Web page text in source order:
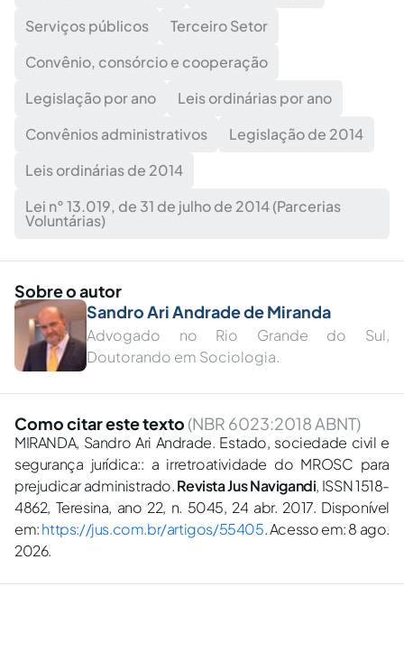
Serviços públicos
Terceiro Setor
Convênio, consórcio e cooperação
Legislação por ano
Leis ordinárias por ano
Convênios administrativos
Legislação de 2014
Leis ordinárias de 2014
Lei n° 13.019, de 31 de julho de 2014 (Parcerias
Voluntárias)
Sobre o autor
Sandro Ari Andrade de Miranda
Advogado no Rio Grande do Sul,
Doutorando em Sociologia.
Como citar este texto (NBR 6023:2018 ABNT)
MIRANDA, Sandro Ari Andrade. Estado, sociedade civil e
segurança jurídica:: a irretroatividade do MROSC para
prejudicar administrado.Revista Jus Navigandi, ISSN 1518-
4862, Teresina, ano 22, n. 5045, 24 abr. 2017. Disponível
em:https://jus.com.br/artigos/55405. Acesso em: 8 ago.
2026.